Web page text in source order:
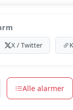
for at se
X / Twitter
Alle alarmer